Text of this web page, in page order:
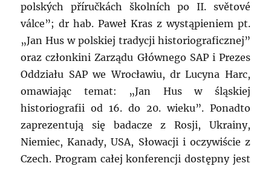
polských příručkách školních po II. světové
válce”; dr hab. Paweł Kras z wystąpieniem pt.
„Jan Hus w polskiej tradycji historiograficznej”
oraz członkini Zarządu Głównego SAP i Prezes
Oddziału SAP we Wrocławiu, dr Lucyna Harc,
omawiając temat: „Jan Hus w śląskiej
historiografii od 16. do 20. wieku”. Ponadto
zaprezentują się badacze z Rosji, Ukrainy,
Niemiec, Kanady, USA, Słowacji i oczywiście z
Czech. Program całej konferencji dostępny jest